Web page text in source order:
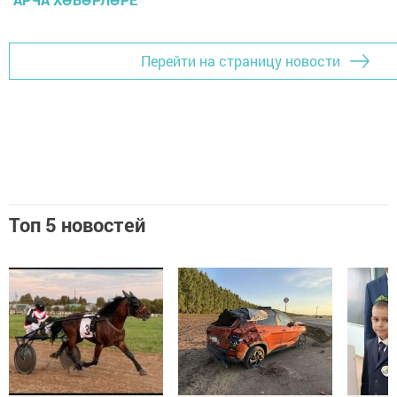
Перейти на страницу новости
Топ 5 новостей